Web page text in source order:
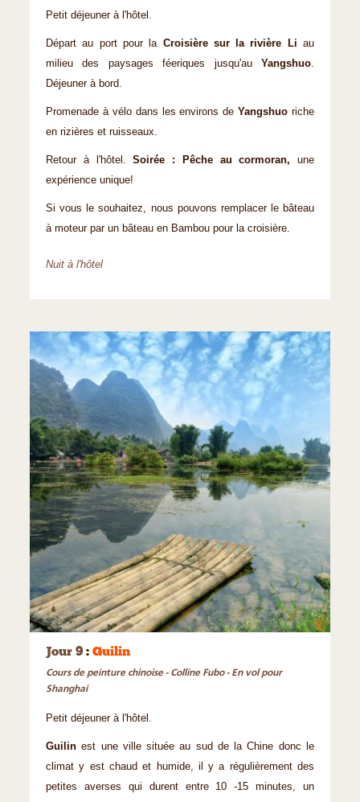
Petit déjeuner à l'hôtel.
Départ au port pour la Croisière sur la rivière Li au
milieu des paysages féeriques jusqu'au Yangshuo.
Déjeuner à bord.
Promenade à vélo dans les environs de Yangshuo riche
en rizières et ruisseaux.
Retour à l'hôtel.Soirée : Pêche au cormoran, une
expérience unique!
Si vous le souhaitez, nous pouvons remplacer le bâteau
à moteur par un bâteau en Bambou pour la croisière.
Nuit à l'hôtel
©
Jour 9: Guilin
Cours de peinture chinoise - Colline Fubo - En vol pour
Shanghai
Petit déjeuner à l'hôtel.
Guilin est une ville située au sud de la Chine donc le
climat y est chaud et humide, il y a régulièrement des
petites averses qui durent entre 10 -15 minutes, un